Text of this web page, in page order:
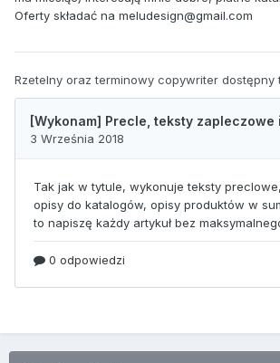
Oferty składać na meludesign@gmail.com
Rzetelny oraz terminowy copywriter dostępny